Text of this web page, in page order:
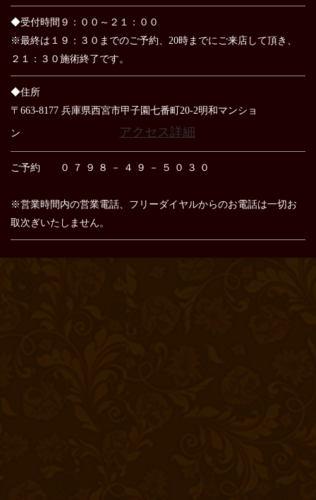
◆受付時間９：００～２１：００
※最終は１９：３０までのご予約、20時までにご来店して頂き、
２１：３０施術終了です。
◆住所
〒663-8177 兵庫県西宮市甲子園七番町20-2明和マンショ
ン アクセス詳細
ご予約 ０ ７ ９ ８ － ４ ９ － ５ ０ ３ ０
※営業時間内の営業電話、フリーダイヤルからのお電話は一切お
取次ぎいたしません。